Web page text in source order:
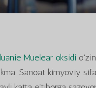
Muelear oksidi
Sanoat kimyoviy